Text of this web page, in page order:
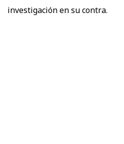
investigación en su contra.